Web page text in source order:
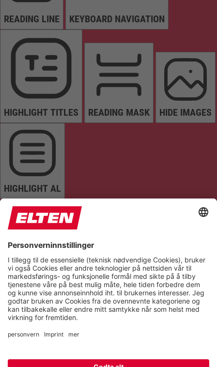
READING LINE KEYBOARD NAVIGATION
HIGHLIGHT TITLES READING MASK HIDE IMAGES
HIGHLIGHT AL
READ PAGE MUTE SOUNDS STOP ANIMATIONS
Reset Settings